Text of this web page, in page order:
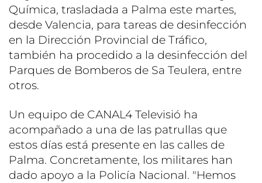
Química, trasladada a Palma este martes,
desde Valencia, para tareas de desinfección
en la Dirección Provincial de Tráfico,
también ha procedido a la desinfección del
Parques de Bomberos de Sa Teulera, entre
otros.
Un equipo de CANAL4 Televisió ha
acompañado a una de las patrullas que
estos días está presente en las calles de
Palma. Concretamente, los militares han
dado apoyo a la Policía Nacional. "Hemos